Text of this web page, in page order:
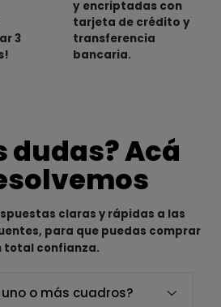
3
y encriptadas con
tarjeta de crédito y
transferencia
bancaria.
dudas? Acá
claras y rápidas a las
para que puedas comprar
total confianza.
o más cuadros?